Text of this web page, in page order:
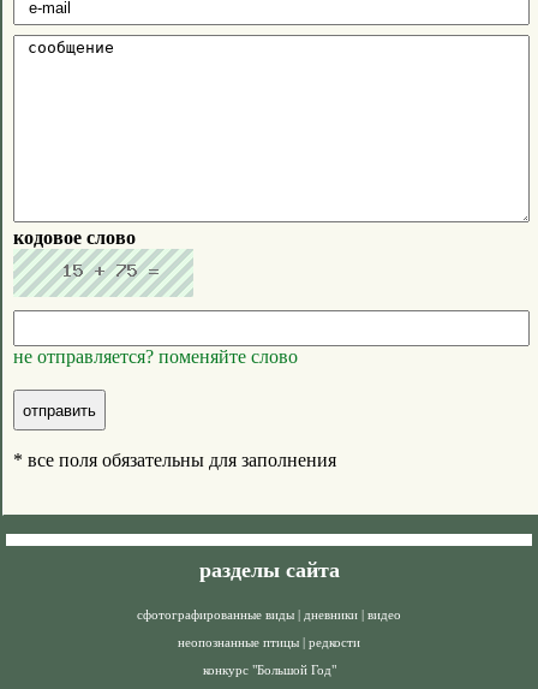
кодовое слово
не отправляется? поменяйте слово
* все поля обязательны для заполнения
разделы сайта
сфотографированные виды дневники
видео
неопознанные птицы
редкости
конкурс "Большой Год"